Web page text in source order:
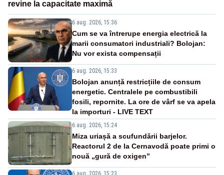
revine la capacitate maximă
6 aug. 2026, 15:36
Cum se va întrerupe energia electrică la
marii consumatori industriali? Bolojan:
Nu vor exista compensații
6 aug. 2026, 15:33
Bolojan anunță restricțiile de consum
energetic. Centralele pe combustibili
fosili, repornite. La ore de vârf se va apela
la importuri - LIVE TEXT
6 aug. 2026, 15:24
Miza uriașă a scufundării barjelor.
Reactorul 2 de la Cernavodă poate primi o
nouă „gură de oxigen”
6 aug. 2026, 15:23